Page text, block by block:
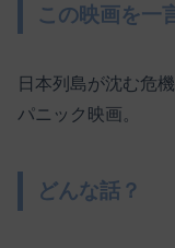
この映画を一
日本列島が沈む危
パニック映画。
どんな話？